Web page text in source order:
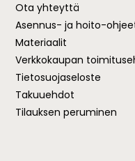
Ota yhteyttä
Asennus- ja hoito-
Materiaalit
Verkkokaupan
Tietosuojaseloste
Takuuehdot
Tilauksen peruminen